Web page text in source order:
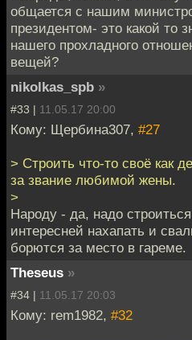
общается с нашим
президентом- это какой то
нашего прохладного
вещей?
nikolkas_spb »
#33 | 11.05.17 20:00
Кому: Щербина307, #27
> Строить что-то своё как
за звание любимой жены.
>
Народу - да, надо
интересней нахапать и
борются за место в гареме.
Theseus »
#34 | 11.05.17 20:03
Кому: rem1982, #32